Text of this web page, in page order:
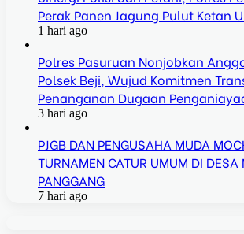
Perak Panen Jagung Pulut Ketan
1 hari ago
Polres Pasuruan Nonjobkan
Polsek Beji, Wujud Komitmen
Penanganan Dugaan
3 hari ago
PJGB DAN PENGUSAHA MUDA
TURNAMEN CATUR UMUM DI
PANGGANG
7 hari ago